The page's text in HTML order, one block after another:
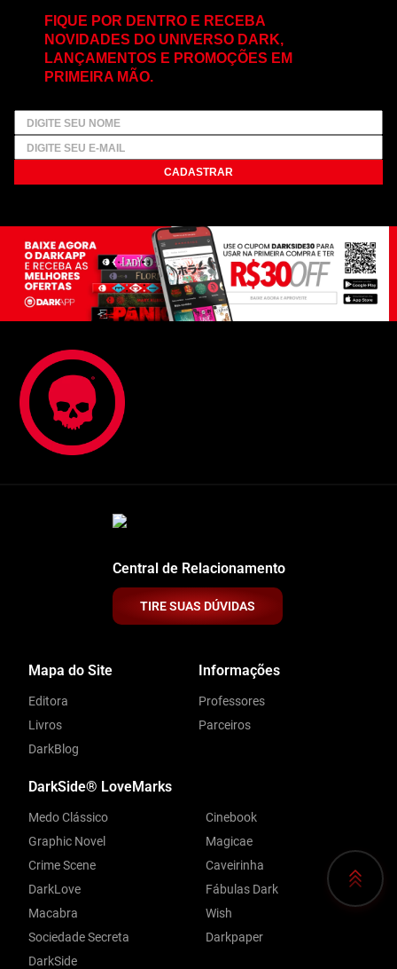
FIQUE POR DENTRO E RECEBA
NOVIDADES DO UNIVERSO DARK,
LANÇAMENTOS E PROMOÇÕES EM
PRIMEIRA MÃO.
CADASTRAR
Central de Relacionamento
TIRE SUAS DÚVIDAS
Mapa do Site
Editora
Livros
DarkBlog
Informações
Professores
Parceiros
DarkSide® LoveMarks
Medo Clássico
Graphic Novel
Crime Scene
DarkLove
Macabra
Sociedade Secreta
DarkSide
Cinebook
Magicae
Caveirinha
Fábulas Dark
Wish
Darkpaper